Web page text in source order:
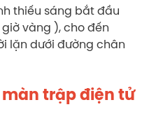
thiếu sáng bắt đầu
vàng ), cho đến
lặn dưới đường chân
màn trập điện tử